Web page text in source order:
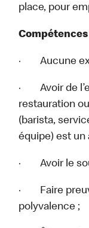
place, pour
· Aucune
· Avoir de
restauration
(barista,
équipe) est un
· Avoir le
· Faire
polyvalence ;